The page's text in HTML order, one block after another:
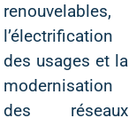
renouvelables,
l’électrification
des usages et la
modernisation
des réseaux